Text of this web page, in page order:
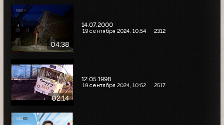
04:38
14.07.2000
19 сентября 2024, 10:54 2312
02:14
12.05.1998
19 сентября 2024, 10:52 2517